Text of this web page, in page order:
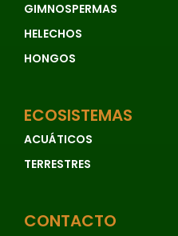
GIMNOSPERMAS
HELECHOS
HONGOS
ECOSISTEMAS
ACUÁTICOS
TERRESTRES
CONTACTO